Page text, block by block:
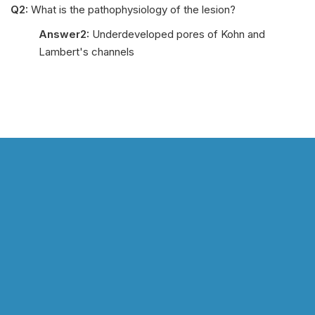
Q2: What is the pathophysiology of the lesion?
Answer2: Underdeveloped pores of Kohn and
Lambert's channels